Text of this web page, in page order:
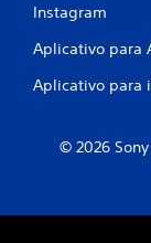
Instagram
Aplicativo para
Aplicativo para
© 2026